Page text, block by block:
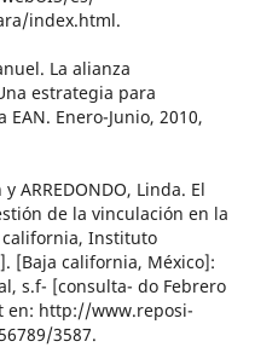
index.html.
La alianza
estrategia para
Enero-Junio, 2010,
ARREDONDO, Linda. El
de la vinculación en la
Instituto
[Baja california, México]:
s.f- [consulta- do Febrero
en: http://www.reposi-
3587.